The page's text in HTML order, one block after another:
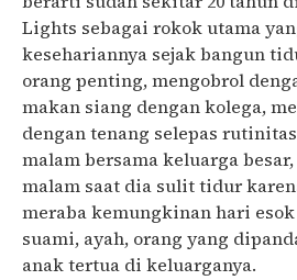
Lights sebagai rokok utama
kesehariannya sejak bangun
orang penting, mengobrol
makan siang dengan kolega,
dengan tenang selepas
malam bersama keluarga
malam saat dia sulit tidur
meraba kemungkinan hari
suami, ayah, orang yang
anak tertua di keluarganya.